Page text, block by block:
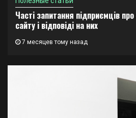
Часті запитання підприємців
сайту і відповіді на них
7 месяцев тому назад